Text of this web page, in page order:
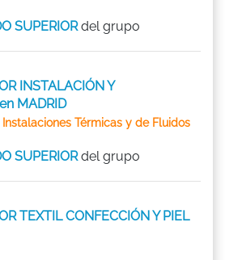
SUPERIORdel grupo
INSTALACIÓN Y
MADRID
Térmicas y de Fluidos
SUPERIORdel grupo
TEXTIL CONFECCIÓN Y PIEL